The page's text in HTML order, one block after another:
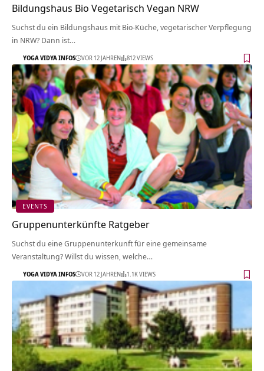
Bildungshaus Bio Vegetarisch Vegan NRW
Suchst du ein Bildungshaus mit Bio-Küche, vegetarischer Verpflegung
in NRW? Dann ist…
YOGA VIDYA INFOS VOR 12 JAHREN 812 VIEWS
EVENTS
Gruppenunterkünfte Ratgeber
Suchst du eine Gruppenunterkunft für eine gemeinsame
Veranstaltung? Willst du wissen, welche…
YOGA VIDYA INFOS VOR 12 JAHREN 1.1K VIEWS